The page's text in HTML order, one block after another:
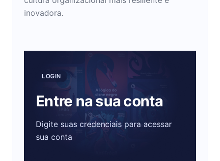
inovadora.
LOGIN
Entre na sua conta
Digite suas credenciais para acessar
sua conta